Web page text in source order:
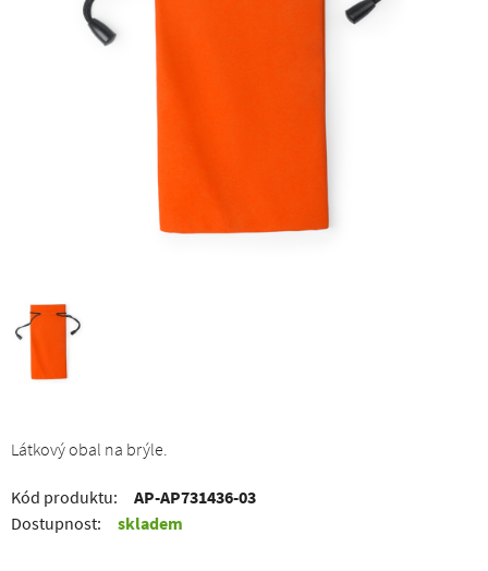
Látkový obal na brýle.
Kód produktu:
AP-AP731436-03
Dostupnost:
skladem